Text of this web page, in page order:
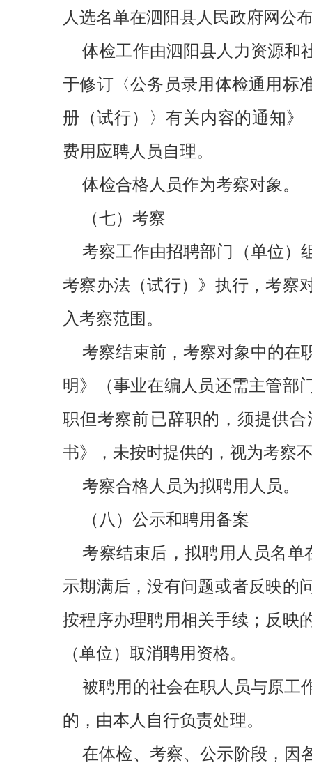
人选名单在泗阳县人民政府网公
体检工作由泗阳县人力资源和
于修订〈公务员录用体检通用标
册（试行）〉有关内容的通知》
费用应聘人员自理。
体检合格人员作为考察对象。
（七）考察
考察工作由招聘部门（单位）
考察办法（试行）》执行，考察
入考察范围。
考察结束前，考察对象中的在
明》（事业在编人员还需主管部
职但考察前已辞职的，须提供
书》，未按时提供的，视为考察
考察合格人员为拟聘用人员。
（八）公示和聘用备案
考察结束后，拟聘用人员名
示期满后，没有问题或者反映的
按程序办理聘用相关手续；反映
（单位）取消聘用资格。
被聘用的社会在职人员与原工
的，由本人自行负责处理。
在体检、考察、公示阶段，因